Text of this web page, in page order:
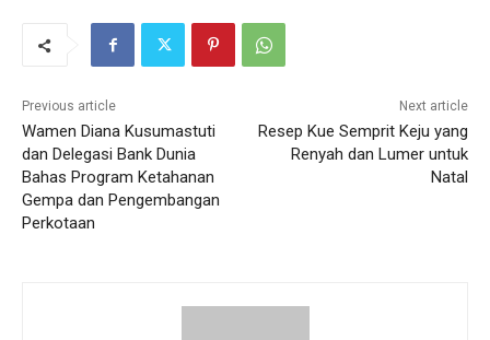
Previous article
Wamen Diana Kusumastuti
dan Delegasi Bank Dunia
Bahas Program Ketahanan
Gempa dan Pengembangan
Perkotaan
Next article
Resep Kue Semprit Keju yang
Renyah dan Lumer untuk
Natal